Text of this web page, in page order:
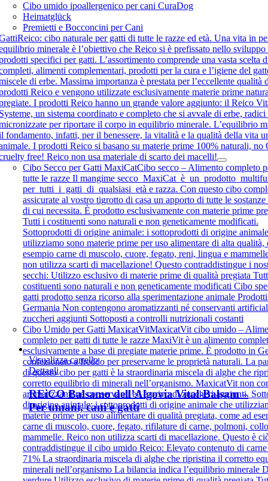
Cibo umido ipoallergenico per cani CuraDog
Heimatglück
Premietti e Bocconcini per Cani
Reico: cibo naturale per gatti di tutte le razze ed età. Una vita in
minerale è l’obiettivo che Reico si è prefissato nello sviluppo
specifici per gatti. L’assortimento comprende una vasta scelta
alimenti complementari, prodotti per la cura e l’igiene del
di erbe. Massima importanza è prestata per l’eccellente qualità
Reico e vengono utilizzate esclusivamente materie prime
I prodotti Reico hanno un grande valore aggiunto: il Reico
un sistema coordinato e completo che si avvale di erbe, radici
per riportare il corpo in equilibrio minerale. L’equilibrio
fondamento, infatti, per il benessere, la vitalità e la qualità della vita
I prodotti Reico si basano su materie prime 100% naturali, no
free! Reico non usa materiale di scarto dei macelli!
Cibo Secco per Gatti MaxiCatCibo secco – Alimento completo
tutte le razze Il mangime secco MaxiCat è un prodotto
per tutti i gatti di qualsiasi età e razza. Con questo cibo
assicurate al vostro tigrotto di casa un apporto di tutte le
di cui necessita. È prodotto esclusivamente con materie prime
Tutti i costituenti sono naturali e non geneticamente modificati.
Sottoprodotti di origine animale: i sottoprodotti di origine
utilizziamo sono materie prime per uso alimentare di alta qualità,
esempio carne di muscolo, cuore, fegato, reni, lingua e
non utilizza scarti di macellazione! Questo contraddistingue i
secchi: Utilizzo esclusivo di materie prime di qualità pregiata
costituenti sono naturali e non geneticamente modificati Cibo
gatti prodotto senza ricorso alla sperimentazione animale
Germania Non contengono aromatizzanti né conservanti
zuccheri aggiunti Sottoposti a controlli nutrizionali costanti
Cibo Umido per Gatti MaxicatVitMaxicatVit cibo umido –
completo per gatti di tutte le razze MaxiVit è un alimento
esclusivamente a base di pregiate materie prime. È prodotto in
confezionato a freddo per preservarne le proprietà naturali. La
di questo cibo per gatti è la straordinaria miscela di alghe che
corretto equilibrio di minerali nell’organismo. MaxicatVit non
aromatizzanti né conservanti ed è privo di zuccheri aggiunti.
di origine animale: i sottoprodotti di origine animale che
materie prime per uso alimentare di qualità pregiata, come ad
carne di muscolo, cuore, fegato, rifilature di carne, polmoni,
mammelle. Reico non utilizza scarti di macellazione. Questo è
contraddistingue il cibo umido Reico: Elevato contenuto di
71% La straordinaria miscela di alghe che ripristina il corretto
minerali nell’organismo La bilancia indica l’equilibrio minerale
Visualizza carrello
Dettagli
REiCO Balsamo dell’Algovia Vital-Balsam –
Per umani, cani e gatti